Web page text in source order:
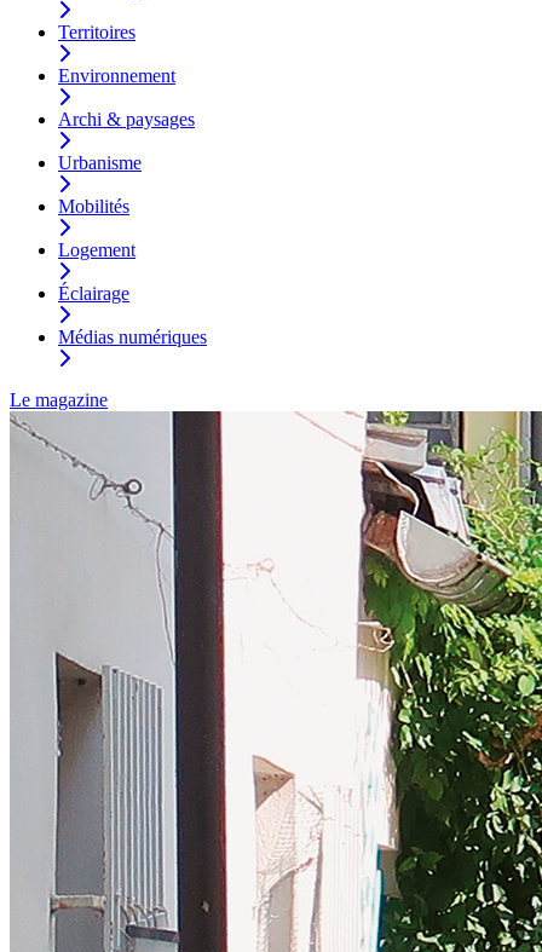
Territoires
Environnement
Archi & paysages
Urbanisme
Mobilités
Logement
Éclairage
Médias numériques
Le magazine